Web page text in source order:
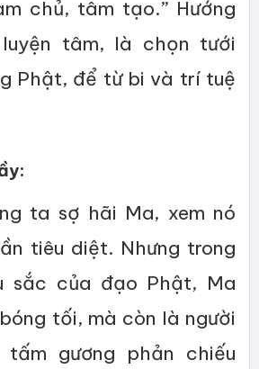
chủ, tâm tạo.” Hướng
tâm, là chọn tưới
Phật, để từ bi và trí tuệ
ta sợ hãi Ma, xem nó
tiêu diệt. Nhưng trong
sắc của đạo Phật, Ma
tối, mà còn là người
gương phản chiếu